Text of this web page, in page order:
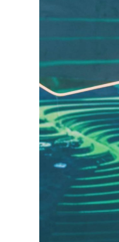
ተጨባጭ
August